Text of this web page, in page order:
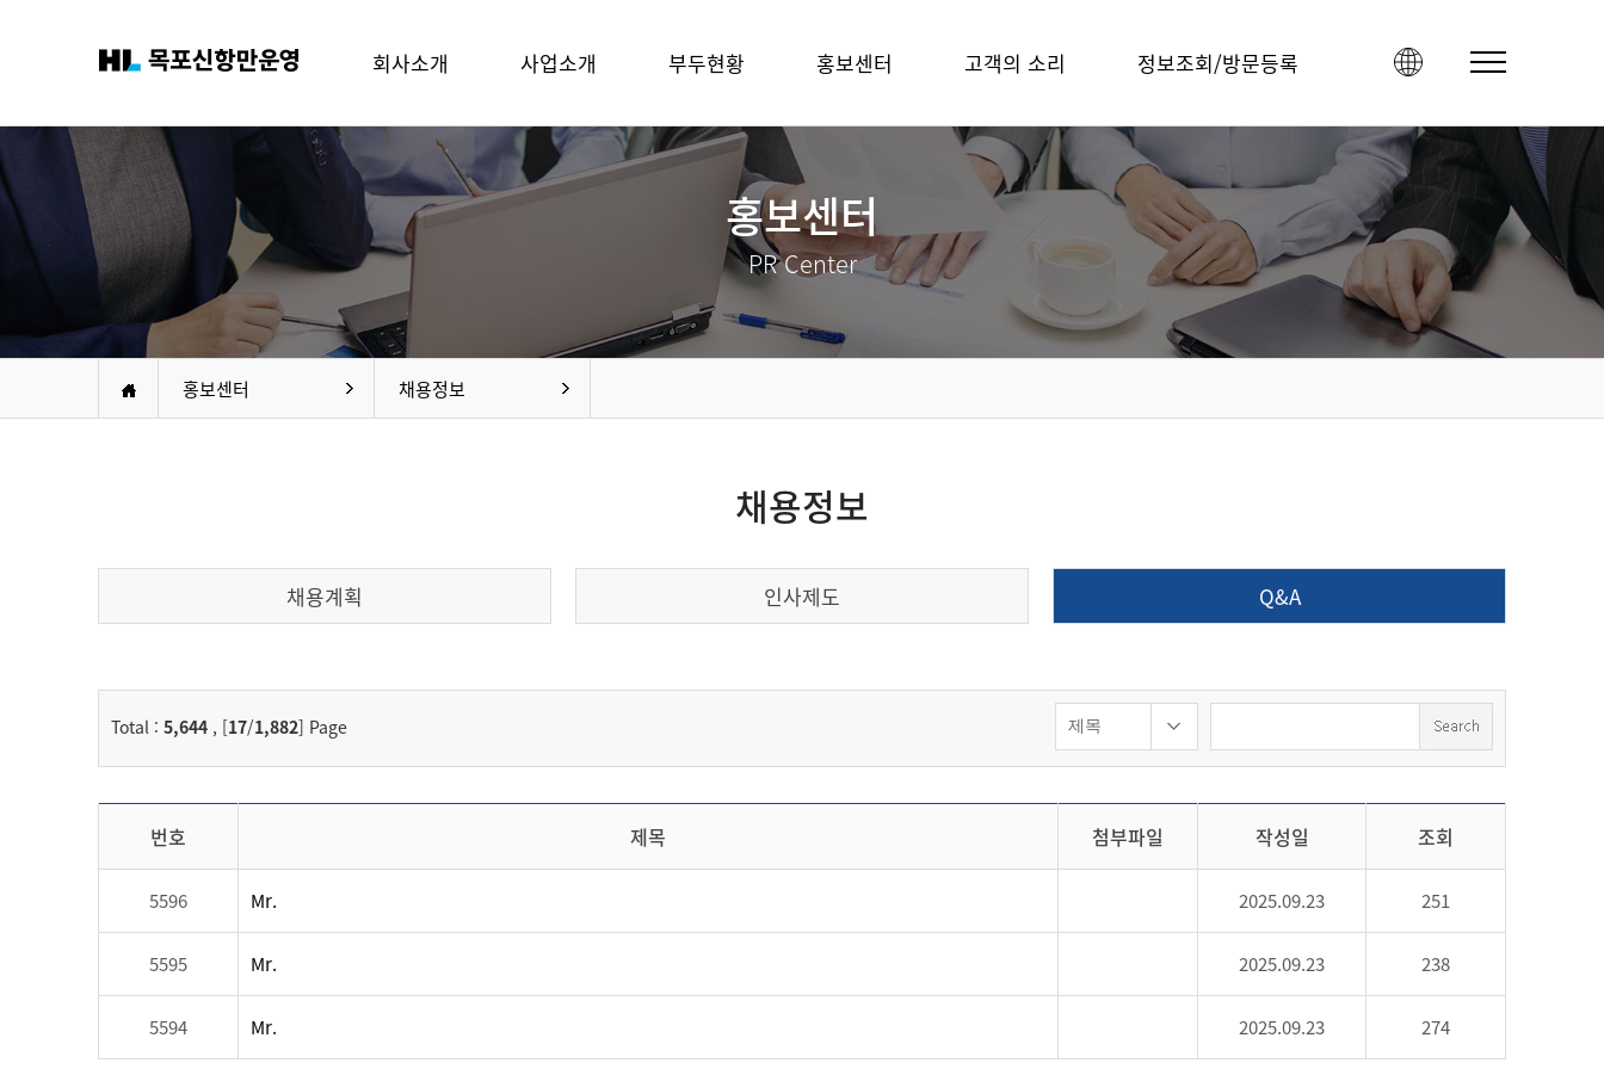
회사소개 사업소개 부두현황 홍보센터 고객의 소리 정보조회/방문등록
홍보센터
PR Center
홍보센터 채용정보
채용정보
채용계획 인사제도 Q&A
Total : 5,644 , [17/1,882] Page
번호 제목 첨부파일 작성일 조회
5596 Mr. 2025.09.23 251
5595 Mr. 2025.09.23 238
5594 Mr. 2025.09.23 274